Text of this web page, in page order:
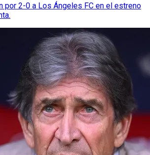
por 2-0 a Los Ángeles FC en el estreno